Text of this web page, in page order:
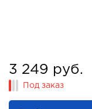
3 249 руб.
Под заказ